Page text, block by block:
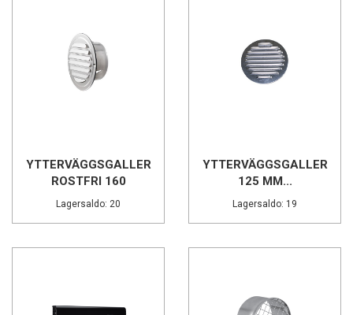
YTTERVÄGGSGALLER
ROSTFRI 160
Lagersaldo: 20
YTTERVÄGGSGALLER
125 MM...
Lagersaldo: 19